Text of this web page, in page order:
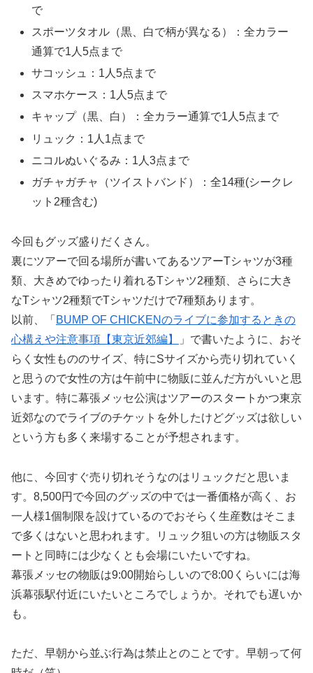
で
スポーツタオル（黒、白で柄が異なる）：全カラー
通算で1人5点まで
サコッシュ：1人5点まで
スマホケース：1人5点まで
キャップ（黒、白）：全カラー通算で1人5点まで
リュック：1人1点まで
ニコルぬいぐるみ：1人3点まで
ガチャガチャ（ツイストバンド）：全14種(シークレ
ット2種含む)
今回もグッズ盛りだくさん。
裏にツアーで回る場所が書いてあるツアーTシャツが3種
類、大きめでゆったり着れるTシャツ2種類、さらに大き
なTシャツ2種類でTシャツだけで7種類あります。
以前、「 BUMP OF CHICKENのライブに参加するときの
心構えや注意事項【東京近郊編】
」で書いたように、おそ
らく女性もののサイズ、特にSサイズから売り切れていく
と思うので女性の方は午前中に物販に並んだ方がいいと思
います。特に幕張メッセ公演はツアーのスタートかつ東京
近郊なのでライブのチケットを外したけどグッズは欲しい
という方も多く来場することが予想されます。
他に、今回すぐ売り切れそうなのはリュックだと思いま
す。8,500円で今回のグッズの中では一番価格が高く、お
一人様1個制限を設けているのでおそらく生産数はそこま
で多くはないと思われます。リュック狙いの方は物販スタ
ートと同時には少なくとも会場にいたいですね。
幕張メッセの物販は9:00開始らしいので8:00くらいには海
浜幕張駅付近にいたいところでしょうか。それでも遅いか
も。
ただ、早朝から並ぶ行為は禁止とのことです。早朝って何